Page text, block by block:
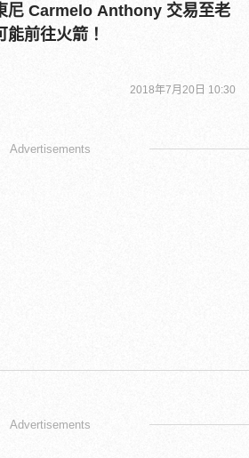
尼 Carmelo Anthony 交易至老
前往火箭！
2018年7月20日 10:30
Advertisements
Advertisements